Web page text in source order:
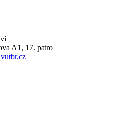
A1, 17. patro